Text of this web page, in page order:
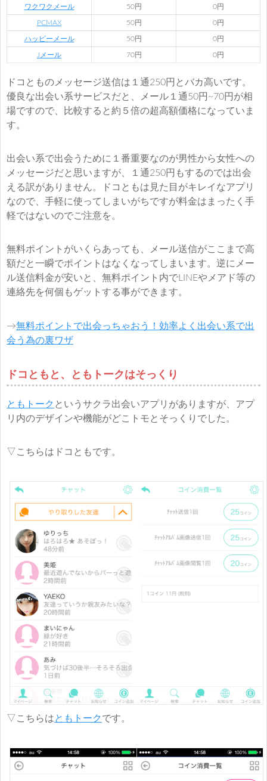
ワクワクメール 50円 0円
PCMAX 50円 0円
ハッピーメール 50円 0円
Jメール 70円 0円
ドコとものメッセージ送信は１通250円とバカ高いです。
優良な出会い系サービスだと、メール１通50円~70円が相
場ですので、比較すると約５倍の超高額価格になっていま
す。
出会い系で出会うために１番重要なのが男性から女性への
メッセージだと思いますが、１通250円もするのでは出会
える訳がありません。ドコともは見た目がキレイなアプリ
なので、手軽に使ってしまいがちですが料金はまったく手
軽ではないのでご注意を。
無料ポイントがいくらあっても、メール送信がここまで高
額だと一瞬でポイントはなくなってしまいます。逆にメー
ル送信料金が安いと、無料ポイント内でLINEやメアド等の
連絡先を何個もゲットする事ができます。
→無料ポイントで出会っちゃおう！効率よく出会い系で出
会う為の裏ワザ
ドコともと、ともトークはそっくり
ともトーク というサクラ出会いアプリがありますが、アプ
リ内のデザインや機能がどこトモとそっくりでした。
▽こちらはドコともです。
▽こちらはともトーク です。